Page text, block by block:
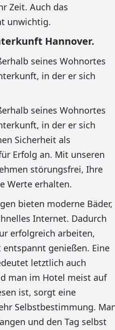
Zeit. Auch das
unwichtig.
Hannover.
seines Wohnortes
in der er sich
seines Wohnortes
in der er sich
Sicherheit als
Erfolg an. Mit unseren
störungsfrei, Ihre
Werte erhalten.
bieten moderne Bäder,
Internet. Dadurch
erfolgreich arbeiten,
genießen. Eine
letztlich auch
man im Hotel meist auf
ist, sorgt eine
Selbstbestimmung.
und den Tag selbst